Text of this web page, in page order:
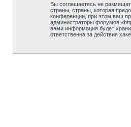
Вы соглашаетесь не
страны, страны, которая
конференции, при этом ваш
администраторы форумов
вами информация будет
ответственна за действия